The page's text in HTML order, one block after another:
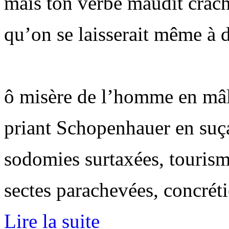
qu’on se laisserait même à
ô misère de l’homme en
priant Schopenhauer en
sodomies surtaxées,
sectes parachevées,
Lire la suite